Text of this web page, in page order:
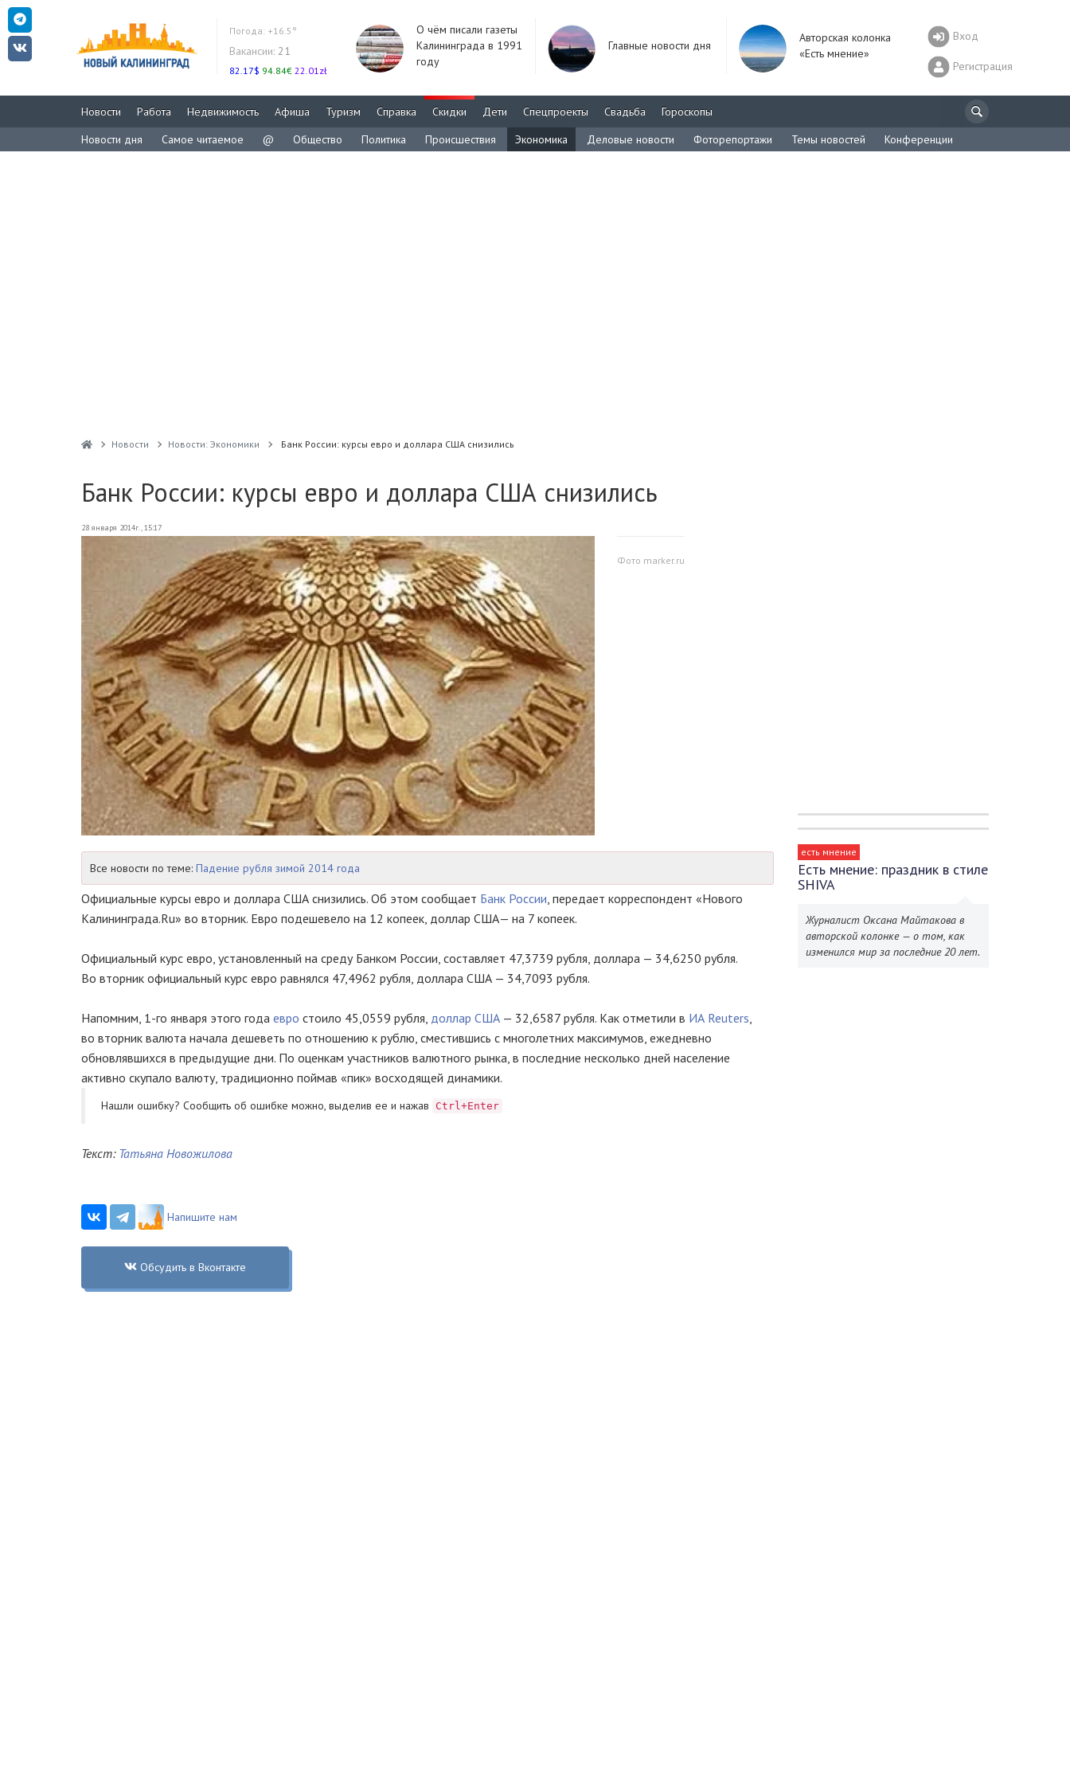
Погода: +16.5°
Вакансии: 21
82.17$ 94.84€ 22.01zł
О чём писали газеты
Калининграда в 1991
году
Главные новости дня
Авторская колонка
«Есть мнение»
Вход
Регистрация
Новости Работа Недвижимость Афиша Туризм Справка Скидки Дети Спецпроекты Свадьба
Гороскопы
Новости дня
Самое читаемое @ Общество Политика Происшествия Экономика Деловые новости Фоторепортажи Темы новостей Конференции
Новости Новости: Экономики Банк России: курсы евро и доллара США снизились
Банк России: курсы евро и доллара США снизились
28 января 2014г., 15:17
Фото marker.ru
Все новости по теме: Падение рубля зимой 2014 года
Официальные курсы евро и доллара США снизились. Об этом сообщает Банк России , передает корреспондент «Нового
Калининграда.Ru» во вторник. Евро подешевело на 12 копеек, доллар США— на 7 копеек.
Официальный курс евро, установленный на среду Банком России, составляет 47,3739 рубля, доллара — 34,6250 рубля.
Во вторник официальный курс евро равнялся 47,4962 рубля, доллара США — 34,7093 рубля.
Напомним, 1-го января этого года евро стоило 45,0559 рубля, доллар США — 32,6587 рубля. Как отметили в ИА Reuters
во вторник валюта начала дешеветь по отношению к рублю, сместившись с многолетних максимумов, ежедневно
обновлявшихся в предыдущие дни. По оценкам участников валютного рынка, в последние несколько дней население
активно скупало валюту, традиционно поймав «пик» восходящей динамики.
Нашли ошибку? Cообщить об ошибке можно, выделив ее и нажав Ctrl+Enter
Текст: Татьяна Новожилова
Напишите нам
Обсудить в Вконтакте
есть мнение
Есть мнение: праздник в стиле
SHIVA
Журналист Оксана Майтакова в
авторской колонке — о том, как
изменился мир за последние 20 лет.